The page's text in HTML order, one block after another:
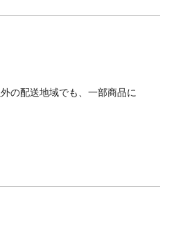
の配送地域でも、一部商品に